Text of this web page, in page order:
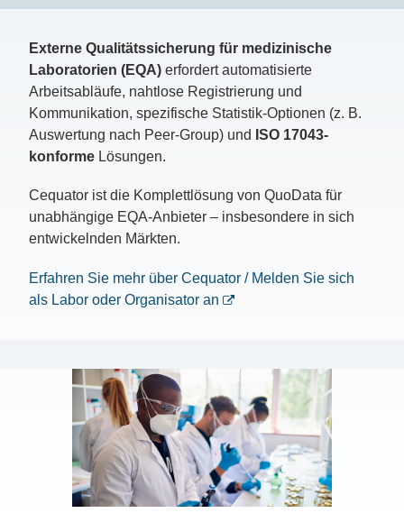
Externe Qualitätssicherung für medizinische
Laboratorien (EQA) erfordert automatisierte
Arbeitsabläufe, nahtlose Registrierung und
Kommunikation, spezifische Statistik-Optionen (z. B.
Auswertung nach Peer-Group) und ISO 17043-
konforme Lösungen.
Cequator ist die Komplettlösung von QuoData für
unabhängige EQA-Anbieter – insbesondere in sich
entwickelnden Märkten.
Erfahren Sie mehr über Cequator / Melden Sie sich
als Labor oder Organisator an